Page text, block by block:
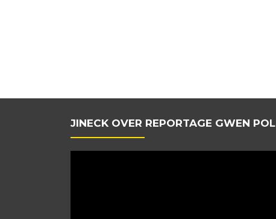
JINECK OVER REPORTAGE GWEN POL